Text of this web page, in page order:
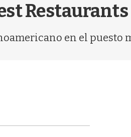
Restaurants
en el puesto